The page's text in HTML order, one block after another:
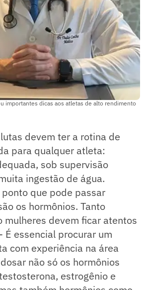
importantes dicas aos atletas de alto rendimento
devem ter a rotina de
para qualquer atleta:
sob supervisão
ingestão de água.
que pode passar
os hormônios. Tanto
mulheres devem ficar atentos
É essencial procurar um
com experiência na área
não só os hormônios
estrogênio e